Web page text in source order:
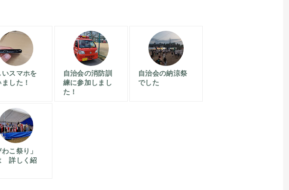
いスマホを
ました！
自治会の消防訓
練に参加しまし
た！
自治会の納涼祭
でした
わこ祭り」
詳しく紹